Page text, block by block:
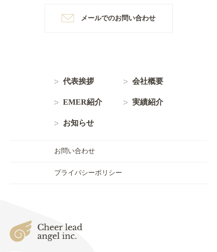
メールでのお問い合わせ
代表挨拶 会社概要
EMER紹介 実績紹介
お知らせ
お問い合わせ
プライバシーポリシー